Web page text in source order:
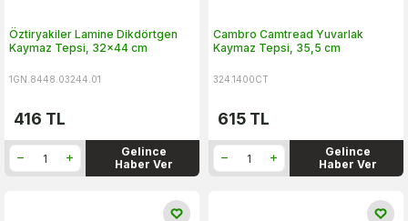
Öztiryakiler Lamine Dikdörtgen
Kaymaz Tepsi, 32x44 cm
1GN.8448.03244.01
416 TL
Gelince
Haber Ver
Cambro Camtread Yuvarlak
Kaymaz Tepsi, 35,5 cm
324.1400CT
615 TL
Gelince
Haber Ver